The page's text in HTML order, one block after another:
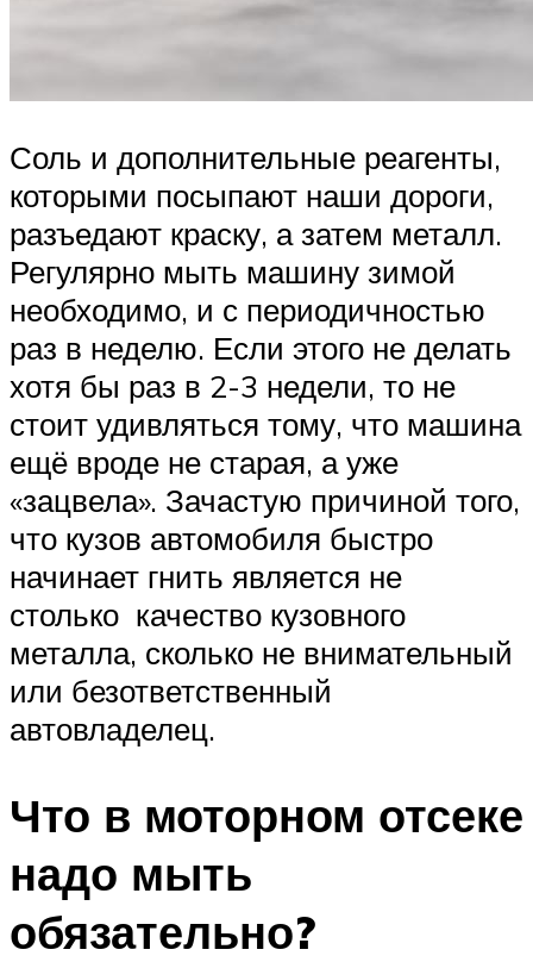
Соль и дополнительные реагенты,
которыми посыпают наши дороги,
разъедают краску, а затем металл.
Регулярно мыть машину зимой
необходимо, и с периодичностью
раз в неделю. Если этого не делать
хотя бы раз в 2-3 недели, то не
стоит удивляться тому, что машина
ещё вроде не старая, а уже
«зацвела». Зачастую причиной того,
что кузов автомобиля быстро
начинает гнить является не
столько качество кузовного
металла, сколько не внимательный
или безответственный
автовладелец.
Что в моторном отсеке
надо мыть
обязательно?